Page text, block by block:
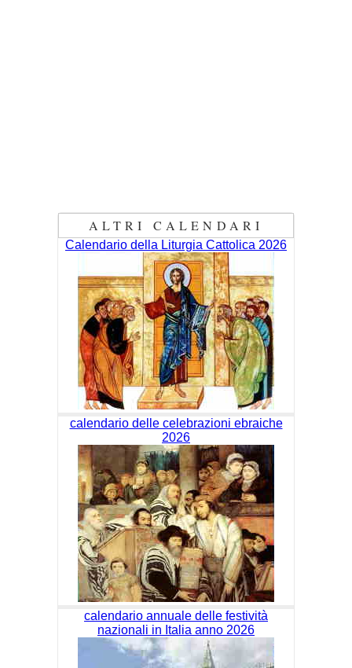
ALTRI CALENDARI
Calendario della Liturgia Cattolica 2026
calendario delle celebrazioni ebraiche
2026
calendario annuale delle festività
nazionali in Italia anno 2026